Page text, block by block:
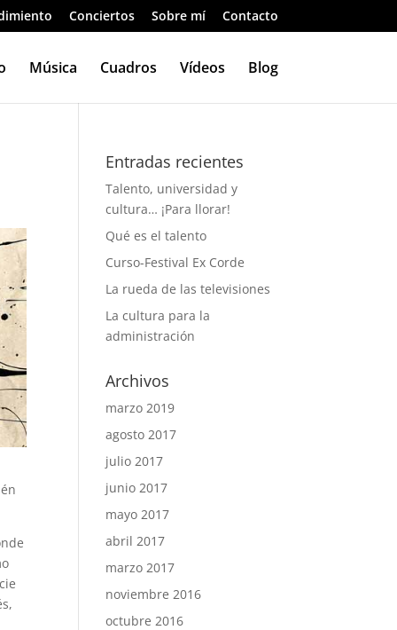
Conciertos Sobre mí Contacto
Música Cuadros Vídeos Blog
Entradas recientes
Talento, universidad y
cultura… ¡Para llorar!
Qué es el talento
Curso-Festival Ex Corde
La rueda de las televisiones
La cultura para la
administración
Archivos
marzo 2019
agosto 2017
julio 2017
junio 2017
mayo 2017
abril 2017
marzo 2017
noviembre 2016
octubre 2016